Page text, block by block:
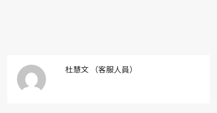
杜慧文 （客服人員）